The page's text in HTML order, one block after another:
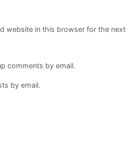
website in this browser for the next
comments by email.
by email.